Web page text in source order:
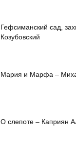
Гефсиманский сад,
Козубовский
Мария и Марфа –
О слепоте – Каприян